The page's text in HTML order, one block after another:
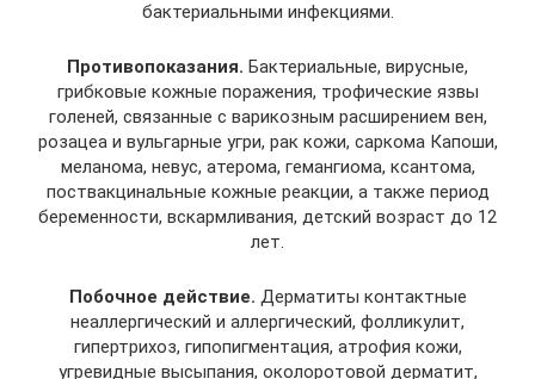
бактериальными инфекциями.
Противопоказания. Бактериальные, вирусные,
грибковые кожные поражения, трофические язвы
голеней, связанные с варикозным расширением вен,
розацеа и вульгарные угри, рак кожи, саркома Капоши,
меланома, невус, атерома, гемангиома, ксантома,
поствакцинальные кожные реакции, а также период
беременности, вскармливания, детский возраст до 12
лет.
Побочное действие. Дерматиты контактные
неаллергический и аллергический, фолликулит,
гипертрихоз, гипопигментация, атрофия кожи,
угревидные высыпания, околоротовой дерматит,